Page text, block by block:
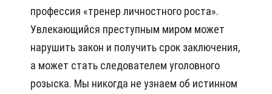
профессия «тренер личностного роста».
Увлекающийся преступным миром может
нарушить закон и получить срок заключения,
а может стать следователем уголовного
розыска. Мы никогда не узнаем об истинном